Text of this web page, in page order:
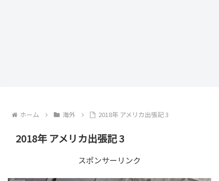
ホーム 海外 2018年 アメリカ出張記 3
2018年 アメリカ出張記 3
スポンサーリンク